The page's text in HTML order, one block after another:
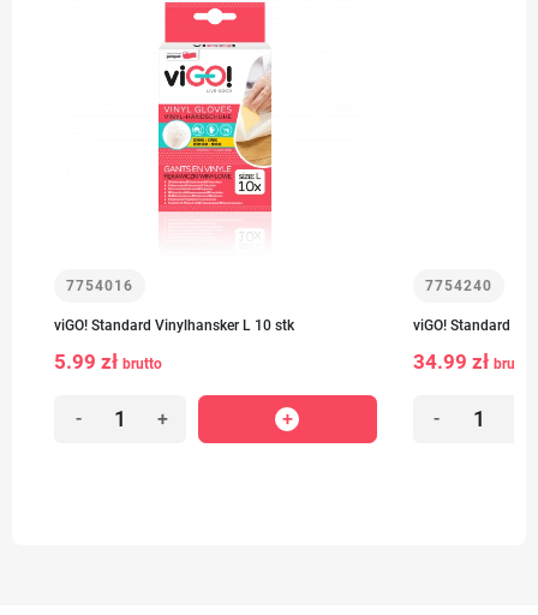
7754016
viGO! Standard Vinylhansker L 10 stk
5.99 zł brutto
- +
7754240
viGO! Standard
34.99 zł brutto
-